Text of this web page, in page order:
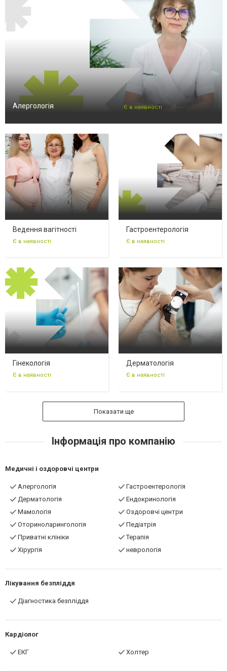
Алергологія Є в наявності
Ведення вагітності
Є в наявності
Гастроентерологія
Є в наявності
Гінекологія
Є в наявності
Дерматологія
Є в наявності
Показати ще
Інформація про компанію
Медичні і оздоровчі центри
Алергологія
Гастроентерологія
Дерматологія
Ендокринологія
Мамологія
Оздоровчі центри
Оториноларингологія
Педіатрія
Приватні клініки
Терапія
Хірургія
неврологія
Лікування безпліддя
Діагностика безпліддя
Кардіолог
ЕКГ Холтер